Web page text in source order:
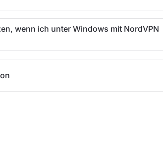
wenn ich unter Windows mit NordVPN